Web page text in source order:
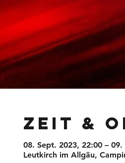
Zeit &
08. Sept. 2023, 22:00 –
Leutkirch im Allgäu,